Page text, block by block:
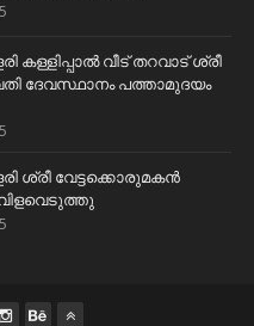
കള്ളിപ്പാൽ വീട് തറവാട് ശ്രീ
ദേവസ്ഥാനം പത്താമുദയം
ശ്രീ വേട്ടക്കൊരുമകൻ